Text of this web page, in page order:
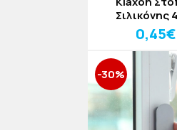
Σιλικόνης
0,45€
-30%